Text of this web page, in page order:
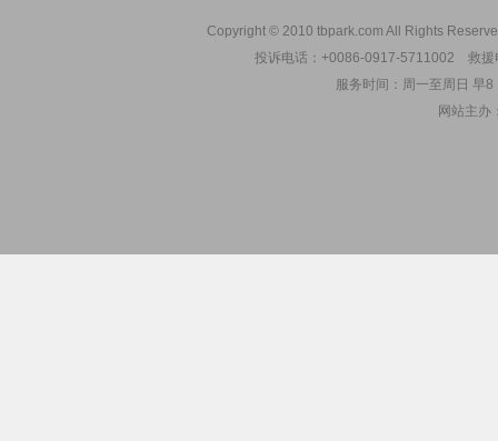
Copyright © 2010 tbpark.com All Rights
投诉电话：+0086-0917-5711002 救
服务时间：周一至周日 早
网站主办